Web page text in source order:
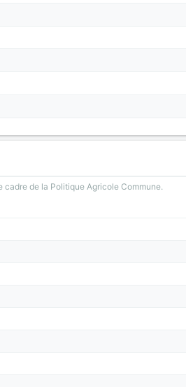
de la Politique Agricole Commune.